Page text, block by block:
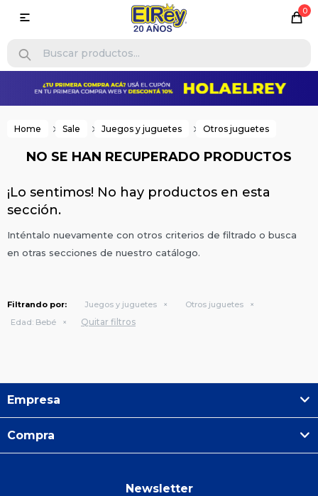
0

Home Sale Juegos y juguetes Otros juguetes
NO SE HAN RECUPERADO PRODUCTOS
¡Lo sentimos! No hay productos en esta
sección.
Inténtalo nuevamente con otros criterios de filtrado o busca
en otras secciones de nuestro catálogo.
Filtrando por: Juegos y juguetes
Otros juguetes
Edad: Bebé Quitar filtros
Empresa
Compra
Newsletter